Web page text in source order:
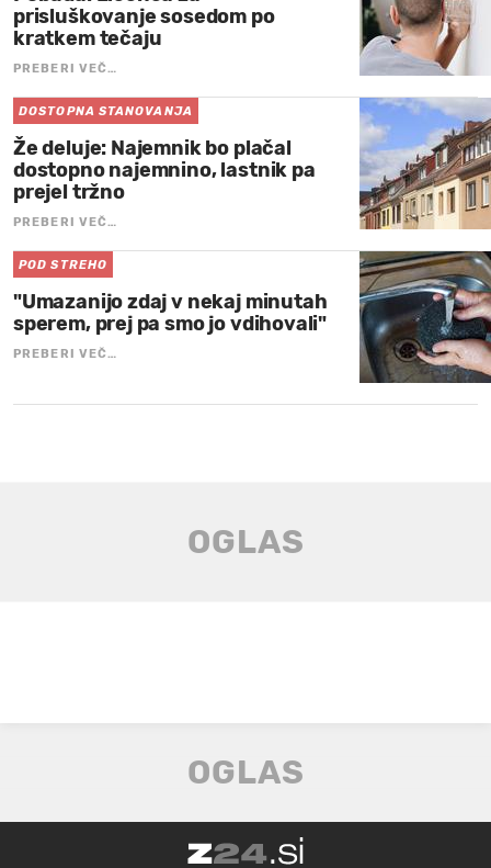
prisluškovanje sosedom po
kratkem tečaju
PREBERI VEČ…
DOSTOPNA STANOVANJA
Že deluje: Najemnik bo plačal
dostopno najemnino, lastnik pa
prejel tržno
PREBERI VEČ…
POD STREHO
"Umazanijo zdaj v nekaj minutah
sperem, prej pa smo jo vdihovali"
PREBERI VEČ…